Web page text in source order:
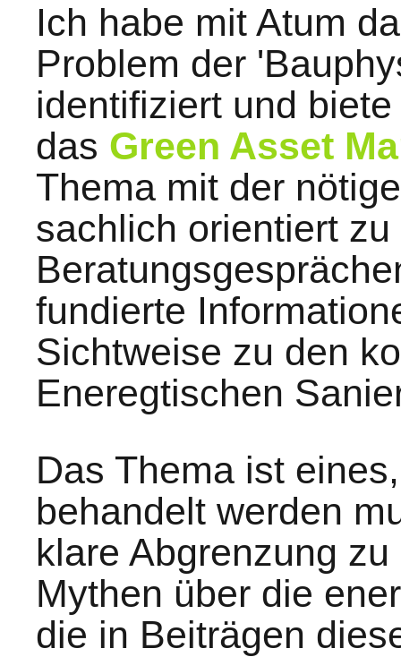
Ich habe mit Atum
Problem der
identifiziert und
das Green Asset
Thema mit der
sachlich orientiert
fundierte
Sichtweise zu den
Eneregtischen
Das Thema ist
behandelt werden
klare Abgrenzung
Mythen über die
die in Beiträgen